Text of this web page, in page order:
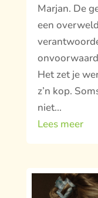
Marjan. De
een
Het zet je
z’n kop.
niet...
Lees meer